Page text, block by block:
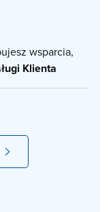
wsparcia,
Klienta